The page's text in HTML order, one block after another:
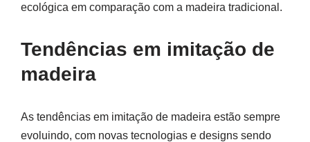
ecológica em comparação com a madeira tradicional.
Tendências em imitação de
madeira
As tendências em imitação de madeira estão sempre
evoluindo, com novas tecnologias e designs sendo